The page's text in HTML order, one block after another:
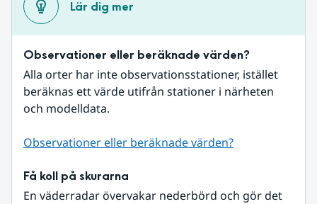
Lär dig mer
Observationer eller beräknade värden?
Alla orter har inte observationsstationer, istället
beräknas ett värde utifrån stationer i närheten
och modelldata.
Observationer eller beräknade värden?
Få koll på skurarna
En väderradar övervakar nederbörd och gör det